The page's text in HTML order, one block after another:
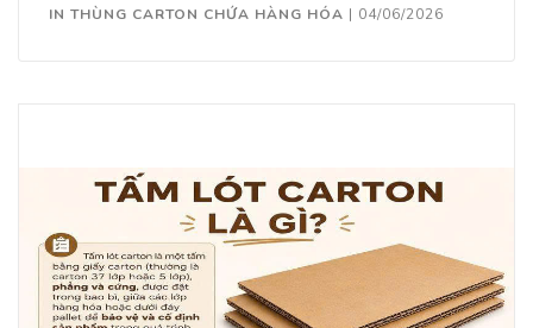
IN THÙNG CARTON CHỨA HÀNG HÓA | 04/06/2026